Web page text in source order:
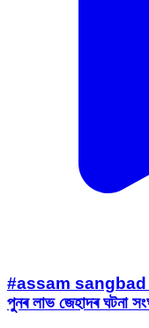
#assam sangbad
পুনৰ লাভ জেহাদৰ ঘটনা